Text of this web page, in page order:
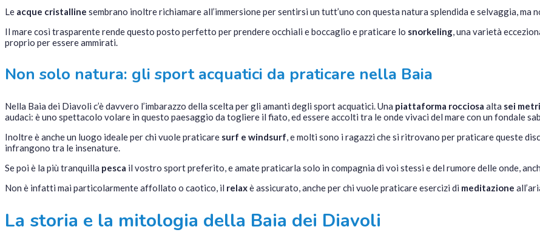
Le acque cristalline sembrano inoltre richiamare all’immersione per sentirsi un tutt’uno con questa natura splendida e selvaggia, ma
Il mare così trasparente rende questo posto perfetto per prendere occhiali e boccaglio e praticare lo snorkeling, una varietà
proprio per essere ammirati.
Non solo natura: gli sport acquatici da praticare nella Baia
Nella Baia dei Diavoli c’è davvero l’imbarazzo della scelta per gli amanti degli sport acquatici. Una piattaforma rocciosa alta sei metri
audaci: è uno spettacolo volare in questo paesaggio da togliere il fiato, ed essere accolti tra le onde vivaci del mare con un fondale
Inoltre è anche un luogo ideale per chi vuole praticare surf e windsurf, e molti sono i ragazzi che si ritrovano per praticare queste
infrangono tra le insenature.
Se poi è la più tranquilla pesca il vostro sport preferito, e amate praticarla solo in compagnia di voi stessi e del rumore delle onde,
Non è infatti mai particolarmente affollato o caotico, il relaxè assicurato, anche per chi vuole praticare esercizi di meditazione
La storia e la mitologia della Baia dei Diavoli